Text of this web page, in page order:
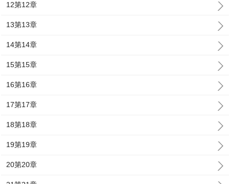
12第12章
13第13章
14第14章
15第15章
16第16章
17第17章
18第18章
19第19章
20第20章